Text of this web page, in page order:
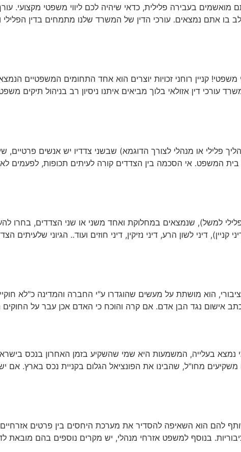
מואשמים בעבירה פלילית, כדאי שיהיה לכם ליווי משפטי מקצועי.
בו אתם נמצאים. עורכי הדין של המשרד שלנו מתמחים בדין הפלילי
עורכי דין אזולאי בלוך מביאים איתנו ניסיון רב בניהול תיקים
פלילי או מנהלי לצורך הדוגמא) שבשני צדדיו יש אנשים פרטיים,
המשפט. אי הסכמה בין הצדדים קורה לעיתים תכופות, לפעמים
למשל), שנמצאים במחלוקת ואחד משני או שני הצדדים, בחרו
דיני לשון הרע, דיני נזיקין, דיני חוזים ועוד.. הגיוני שלעיתים
הוא מושתת על מעשים שהוגדרו ע"י החברה והמדינה כ"לא
אישום נגד הבן אדם. אם קרה והוכח כי האדם אכן עבר על החוקים
נמצא בעלייה, המשמעות היא שמי שהשקיע בזמן האחרון בנכס
שמשקיעים רבים מה20 שנה האחרונות הם משקיעים מחו"ל, שהבינו את הפונציאל הגלום בקניית
להם הוא השאיפה להסדיר את מערכת היחסים בין פרטים
בנוסף למשפט אזרחי מנהלי, יש מקרים נוספים בהם מובאת